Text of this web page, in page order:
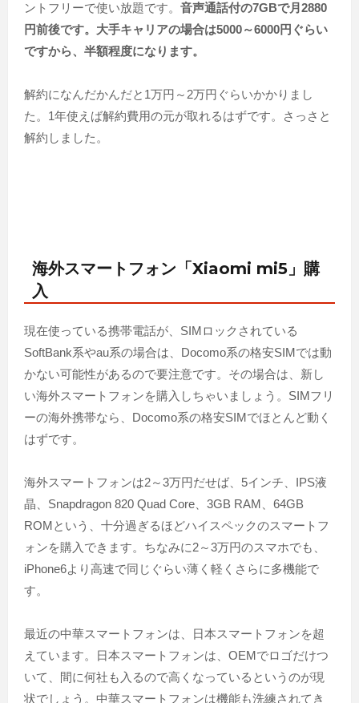
ントフリーで使い放題です。 音声通話付の7GBで月2880
円前後です。大手キャリアの場合は5000～6000円ぐらい
ですから、半額程度になります。
解約になんだかんだと1万円～2万円ぐらいかかりまし
た。1年使えば解約費用の元が取れるはずです。さっさと
解約しました。
海外スマートフォン「Xiaomi mi5」購
入
現在使っている携帯電話が、SIMロックされている
SoftBank系やau系の場合は、Docomo系の格安SIMでは動
かない可能性があるので要注意です。その場合は、新し
い海外スマートフォンを購入しちゃいましょう。SIMフリ
ーの海外携帯なら、Docomo系の格安SIMでほとんど動く
はずです。
海外スマートフォンは2～3万円だせば、5インチ、IPS液
晶、Snapdragon 820 Quad Core、3GB RAM、64GB
ROMという、十分過ぎるほどハイスペックのスマートフ
ォンを購入できます。ちなみに2～3万円のスマホでも、
iPhone6より高速で同じぐらい薄く軽くさらに多機能で
す。
最近の中華スマートフォンは、日本スマートフォンを超
えています。日本スマートフォンは、OEMでロゴだけつ
いて、間に何社も入るので高くなっているというのが現
状でしょう。中華スマートフォンは機能も洗練されてき